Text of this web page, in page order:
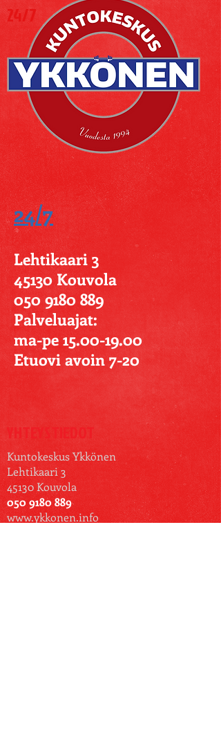
24/7
24/7
Lehtikaari 3
45130 Kouvola
050 9180 889
Palveluajat:
ma-pe 15.00-19.00
Etuovi avoin 7-20
YHTEYSTIEDOT
Kuntokeskus Ykkönen
Lehtikaari 3
45130 Kouvola
050 9180 889
www.ykkonen.info